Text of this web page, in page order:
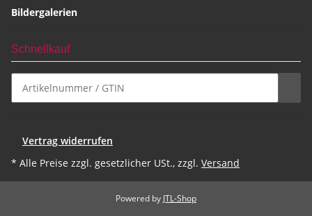
Bildergalerien
Schnellkauf
Vertrag widerrufen
* Alle Preise zzgl. gesetzlicher USt., zzgl. Versand
Powered by JTL-Shop